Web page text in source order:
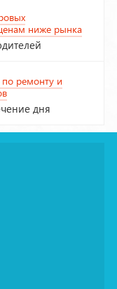
ниже рынка
ремонту и
дня